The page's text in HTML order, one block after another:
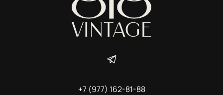
+7 (977) 162-81-88